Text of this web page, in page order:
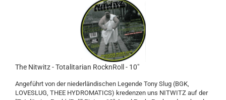
The Nitwitz - Totalitarian RocknRoll - 10"
Angeführt von der niederländischen Legende Tony Slug (BGK,
LOVESLUG, THEE HYDROMATICS) kredenzen uns NITWITZ auf der